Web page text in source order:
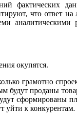
фактических
что ответ на
окупятся.
грамотно
будут проданы
сформированы
уйти к конкурентам.